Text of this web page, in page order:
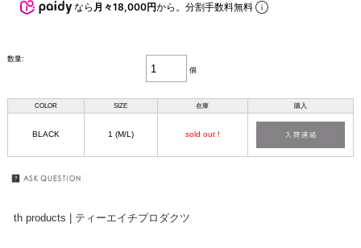
なら 月々18,000円から。分割手数料無料
数量:
個
COLOR SIZE 在庫 購入
BLACK 1 (M/L) sold out !
th products | ティーエイチプロダクツ